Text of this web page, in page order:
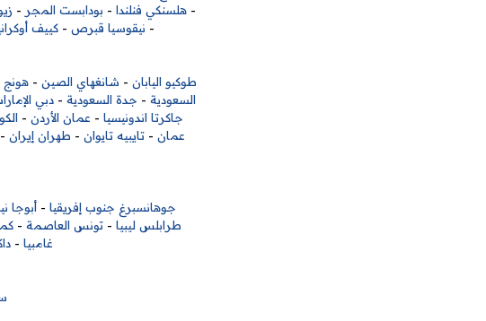
- هلسنكي فنلندا - بودابست المجر -
- نيقوسيا قبرص - كييف
طوكيو اليابان - شانغهاي الصين - هونج
السعودية - جدة السعودية -دبي
جاكرتا اندونيسيا - عمان الأردن -
عمان -تايبيه تايوان - طهران إيران
جوهانسبرغ جنوب إفريقيا - أبوجا
طرابلس ليبيا - تونس العاصمة -
غامبيا -